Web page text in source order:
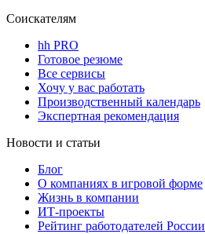
Соискателям
hh PRO
Готовое резюме
Все сервисы
Хочу у вас работать
Производственный календарь
Экспертная рекомендация
Новости и статьи
Блог
О компаниях в игровой форме
Жизнь в компании
ИТ-проекты
Рейтинг работодателей России